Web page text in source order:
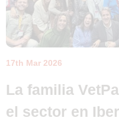
17th Mar 2026
La familia
el sector en